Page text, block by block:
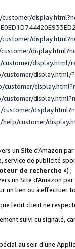
display.html/
display.html/
customer/
un Site d'Amazon
service de publicité
de recherche ») ;
un Site d'Amazon
un lien ou à
ledit client ne
suivi ou signalé,
au sein d’une